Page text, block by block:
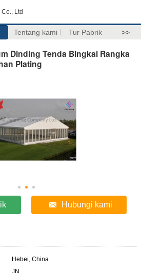
Ltd
Tentang kami Tur Pabrik >>
Dinding Tenda Bingkai Rangka
Plating
Hubungi kami
Hebei, China
JN